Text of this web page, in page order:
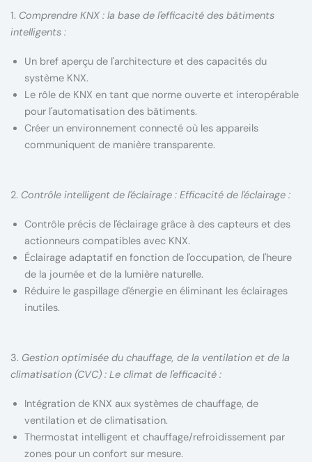
1. Comprendre KNX : la base de l'efficacité des bâtiments
intelligents :
Un bref aperçu de l'architecture et des capacités du
système KNX.
Le rôle de KNX en tant que norme ouverte et interopérable
pour l'automatisation des bâtiments.
Créer un environnement connecté où les appareils
communiquent de manière transparente.
2. Contrôle intelligent de l'éclairage : Efficacité de l'éclairage :
Contrôle précis de l'éclairage grâce à des capteurs et des
actionneurs compatibles avec KNX.
Éclairage adaptatif en fonction de l'occupation, de l'heure
de la journée et de la lumière naturelle.
Réduire le gaspillage d'énergie en éliminant les éclairages
inutiles.
3. Gestion optimisée du chauffage, de la ventilation et de la
climatisation (CVC) : Le climat de l'efficacité :
Intégration de KNX aux systèmes de chauffage, de
ventilation et de climatisation.
Thermostat intelligent et chauffage/refroidissement par
zones pour un confort sur mesure.